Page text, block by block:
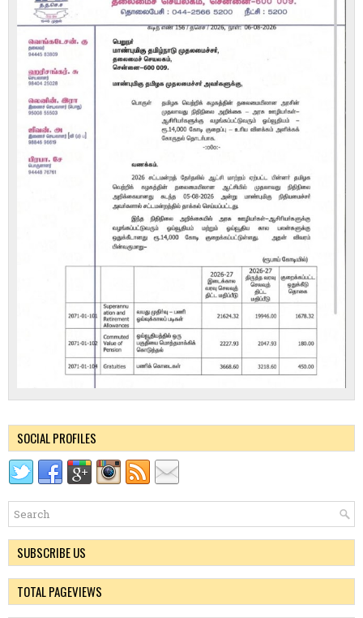
SOCIAL PROFILES
SUBSCRIBE US
TOTAL PAGEVIEWS